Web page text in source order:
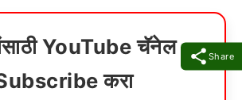
Share
YouTube चॅनेल
करा